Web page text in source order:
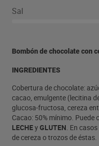
Sal
Bombón de chocolate con
INGREDIENTES
Cobertura de chocolate:
cacao, emulgente (lecitina
glucosa-fructosa, cereza
Cacao: 50% mínimo. Puede
LECHEyGLUTEN. En
de cereza o trozos de éstas.